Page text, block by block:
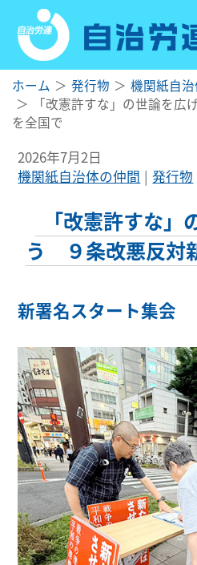
ホーム 発行物
機関紙自
「改憲許すな」の世論を
を全国で
2026年7月2日
機関紙自治体の仲間
発行物
「改憲許すな
う ９条改悪反対
新署名スタート集会